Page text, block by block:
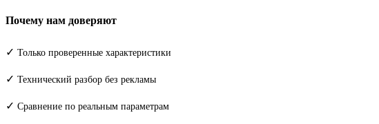
Почему нам доверяют
✓ Только проверенные характеристики
✓ Технический разбор без рекламы
✓ Сравнение по реальным параметрам